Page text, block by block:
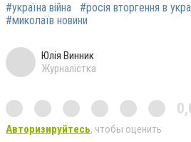
#україна війна #росія вторгення в
#миколаїв новини
Юлія Винник
Журналістка
Авторизируйтесь, чтобы оценить